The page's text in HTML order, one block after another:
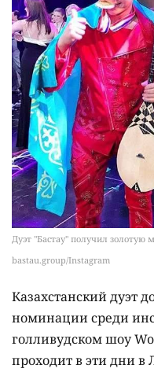
Дуэт "Бастау" получил золотую
bastau.group/Instagram
Казахстанский дуэт
номинации среди
голливудском шоу
проходит в эти дни в